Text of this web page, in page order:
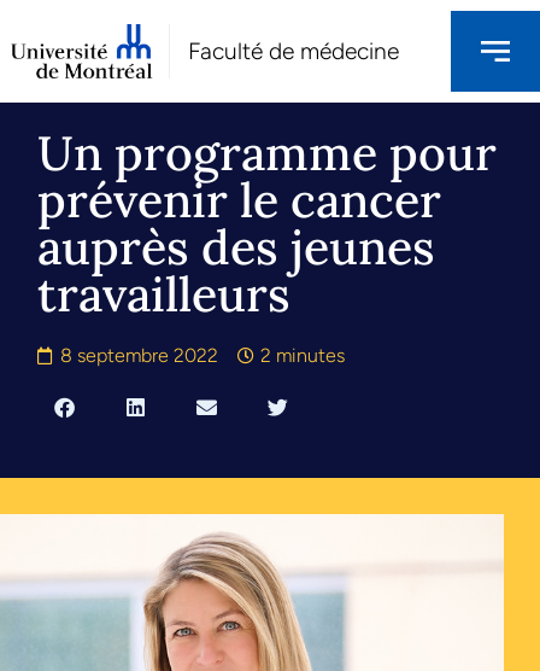
Faculté de médecine
Un programme pour
prévenir le cancer
auprès des jeunes
travailleurs
8 septembre 2022 2 minutes